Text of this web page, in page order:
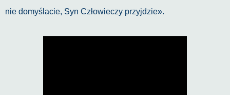
nie domyślacie, Syn Człowieczy przyjdzie».